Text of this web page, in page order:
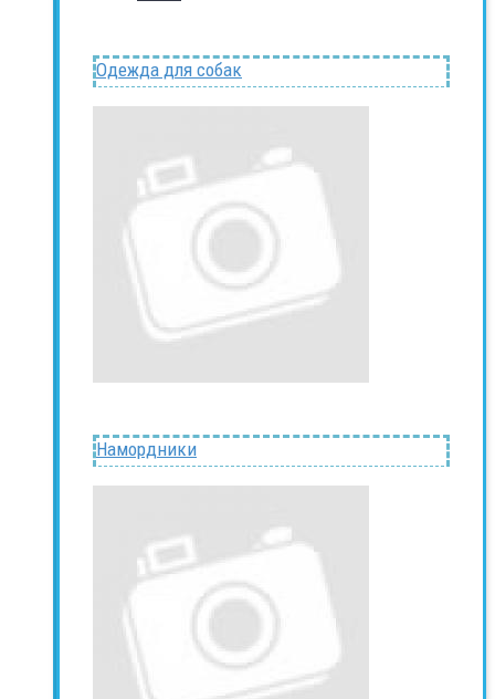
Одежда для собак
Намордники